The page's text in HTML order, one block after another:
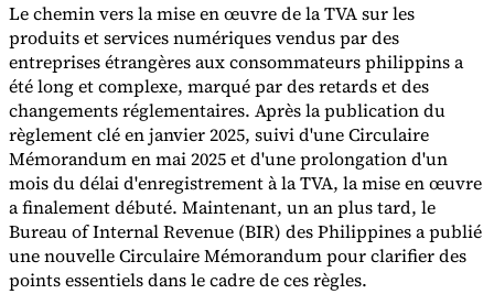
Outils
Le chemin vers la mise en œuvre de la TVA sur les
produits et services numériques vendus par des
entreprises étrangères aux consommateurs philippins a
été long et complexe, marqué par des retards et des
changements réglementaires. Après la publication du
règlement clé en janvier 2025, suivi d'une Circulaire
Mémorandum en mai 2025 et d'une prolongation d'un
mois du délai d'enregistrement à la TVA, la mise en œuvre
a finalement débuté. Maintenant, un an plus tard, le
Bureau of Internal Revenue (BIR) des Philippines a publié
une nouvelle Circulaire Mémorandum pour clarifier des
points essentiels dans le cadre de ces règles.